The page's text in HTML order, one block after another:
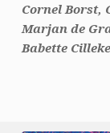
Cornel Borst,
Marjan de
Babette